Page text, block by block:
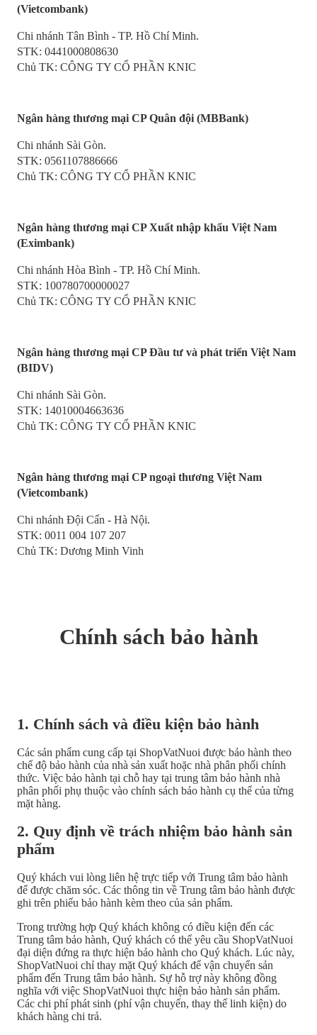
(Vietcombank)
Chi nhánh Tân Bình - TP. Hồ Chí Minh.
STK: 0441000808630
Chủ TK: CÔNG TY CỔ PHẦN KNIC
Ngân hàng thương mại CP Quân đội (MBBank)
Chi nhánh Sài Gòn.
STK: 0561107886666
Chủ TK: CÔNG TY CỔ PHẦN KNIC
Ngân hàng thương mại CP Xuất nhập khẩu Việt Nam
(Eximbank)
Chi nhánh Hòa Bình - TP. Hồ Chí Minh.
STK: 100780700000027
Chủ TK: CÔNG TY CỔ PHẦN KNIC
Ngân hàng thương mại CP Đầu tư và phát triển Việt Nam
(BIDV)
Chi nhánh Sài Gòn.
STK: 14010004663636
Chủ TK: CÔNG TY CỔ PHẦN KNIC
Ngân hàng thương mại CP ngoại thương Việt Nam
(Vietcombank)
Chi nhánh Đội Cấn - Hà Nội.
STK: 0011 004 107 207
Chủ TK: Dương Minh Vinh
Chính sách bảo hành
1. Chính sách và điều kiện bảo hành
Các sản phẩm cung cấp tại ShopVatNuoi được bảo hành theo
chế độ bảo hành của nhà sản xuất hoặc nhà phân phối chính
thức. Việc bảo hành tại chỗ hay tại trung tâm bảo hành nhà
phân phối phụ thuộc vào chính sách bảo hành cụ thể của từng
mặt hàng.
2. Quy định về trách nhiệm bảo hành sản
phẩm
Quý khách vui lòng liên hệ trực tiếp với Trung tâm bảo hành
để được chăm sóc. Các thông tin về Trung tâm bảo hành được
ghi trên phiếu bảo hành kèm theo của sản phẩm.
Trong trường hợp Quý khách không có điều kiện đến các
Trung tâm bảo hành, Quý khách có thể yêu cầu ShopVatNuoi
đại diện đứng ra thực hiện bảo hành cho Quý khách. Lúc này,
ShopVatNuoi chỉ thay mặt Quý khách để vận chuyển sản
phẩm đến Trung tâm bảo hành. Sự hỗ trợ này không đồng
nghĩa với việc ShopVatNuoi thực hiện bảo hành sản phẩm.
Các chi phí phát sinh (phí vận chuyển, thay thế linh kiện) do
khách hàng chi trả.